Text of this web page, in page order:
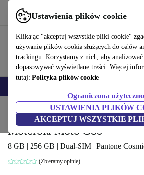
Ustawienia plików cookie
Klikając "akceptuj wszystkie pliki cookie"
używanie plików cookie służących do celów
trackingu. Korzystamy z nich, aby
dopasowywać wyświetlane treści. Więcej
tutaj: Polityka plików cookie
Ograniczona
USTAWIENIA PLIKÓW
AKCEPTUJ WSZYSTKIE
Korzystaj z refurbed szybko i łatwo
Produkty Telefony i smartfony
Motorola Moto G86
8 GB | 256 GB | Dual-SIM | Pantone
(Zbieramy opinie)